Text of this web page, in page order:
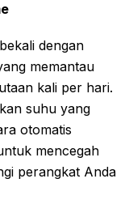
dengan
memantau
kali per hari.
suhu yang
otomatis
mencegah
perangkat Anda